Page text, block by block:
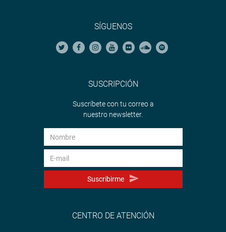
SÍGUENOS
SUSCRIPCIÓN
Suscríbete con tu correo a
nuestro newsletter.
Suscribirme
CENTRO DE ATENCIÓN